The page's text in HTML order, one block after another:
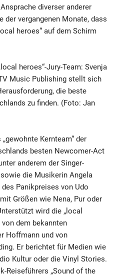
diverser anderer
der vergangenen Monate, dass
heroes“ auf dem Schirm
heroes“-Jury-Team: Svenja
Music Publishing stellt sich
die beste
zu finden. (Foto: Jan
Kernteam“ der
besten Newcomer-Act
anderem der Singer-
die Musikerin Angela
Panikpreises von Udo
Größen wie Nena, Pur oder
wird die „local
von dem bekannten
Hoffmann und von
Er berichtet für Medien wie
Kultur oder die Vinyl Stories.
Reiseführers „Sound of the